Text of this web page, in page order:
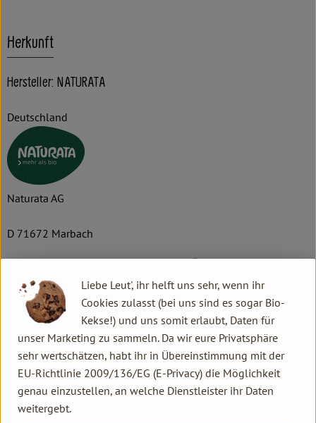
Herkunft
Hersteller: NATURATA
Deutschland
Naturata AG
D 71672 Marbach
Die NATURATA AG – „Wir leben Bio 4.0“
Als führender Anbieter von biologischen und bio-dynamischen
Lebensmitteln zeichnet sich die NATURATA AG durch beste
Qualität, Nachhaltigkeit und einzigartigen Geschmack aus. Die
Marke macht dabei den extra Schritt, um Verbrauchern mehr
als Standard Bio zu garantieren. Die rund 300 Premium-
Produkte enthalten daher ausschließlich natürliche,
biologische Zutaten und werden besonders schonend
weiterverarbeitet. Über 50 Prozent der produzierten Produkte
Liebe Leut', ihr helft uns sehr, wenn ihr
Cookies zulasst (bei uns sind es sogar Bio-
Kekse!) und uns somit erlaubt, Daten für
unser Marketing zu sammeln. Da wir eure Privatsphäre
sehr wertschätzen, habt ihr in Übereinstimmung mit der
EU-Richtlinie 2009/136/EG (E-Privacy) die Möglichkeit
genau einzustellen, an welche Dienstleister ihr Daten
weitergebt.